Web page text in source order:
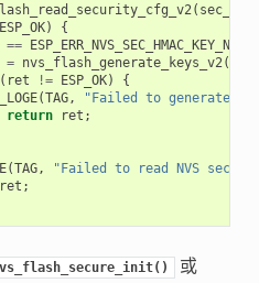
(
ESP_OK)
{
==
= nvs_flash_generate_keys_v2(
( ret != ESP_OK)
{
(TAG,
"Failed to generate
return
ret ;
(TAG,
"Failed to read NVS
ret ;
或